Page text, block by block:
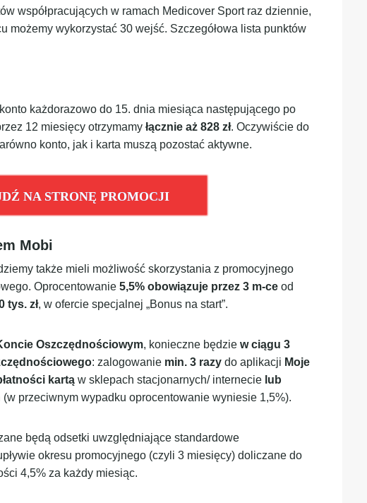
współpracujących w ramach Medicover Sport raz dziennie,
możemy wykorzystać 30 wejść. Szczegółowa lista punktów
każdorazowo do 15. dnia miesiąca następującego po
12 miesięcy otrzymamy łącznie aż 828 zł. Oczywiście do
konto, jak i karta muszą pozostać aktywne.
NA STRONĘ PROMOCJI
Mobi
także mieli możliwość skorzystania z promocyjnego
Oprocentowanie 5,5% obowiązuje przez 3 m-ce od
tys. zł, w ofercie specjalnej „Bonus na start”.
Oszczędnościowym, konieczne będzie w ciągu 3
: zalogowanie min. 3 razy do aplikacji Moje
kartą w sklepach stacjonarnych/ internecie lub
(w przeciwnym wypadku oprocentowanie wyniesie 1,5%).
będą odsetki uwzględniające standardowe
okresu promocyjnego (czyli 3 miesięcy) doliczane do
4,5% za każdy miesiąc.